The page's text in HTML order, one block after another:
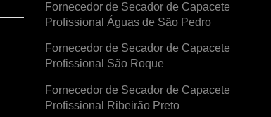
Fornecedor de Secador de Capacete
Profissional Águas de São Pedro
Fornecedor de Secador de Capacete
Profissional São Roque
Fornecedor de Secador de Capacete
Profissional Ribeirão Preto